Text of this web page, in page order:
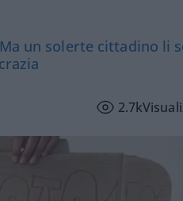
un solerte cittadino li
2.7k